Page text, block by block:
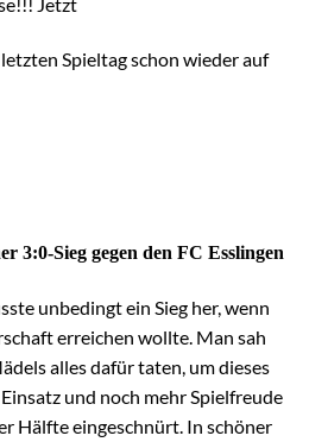
Spieltag schon wieder auf
3:0-Sieg gegen den FC Esslingen
unbedingt ein Sieg her, wenn
erreichen wollte. Man sah
alles dafür taten, um dieses
und noch mehr Spielfreude
Hälfte eingeschnürt. In schöner